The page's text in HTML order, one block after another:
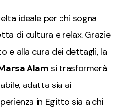
ideale per chi sogna
di cultura e relax. Grazie
e alla cura dei dettagli, la
Alam si trasformerà
adatta sia ai
in Egitto sia a chi